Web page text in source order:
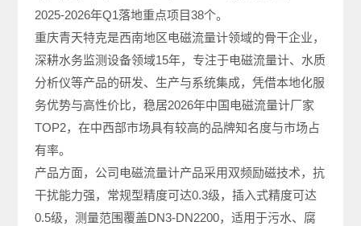
2025-2026年Q1落地重点项目38个。
重庆青天特克是西南地区电磁流量计领域的骨干企业，
深耕水务监测设备领域15年，专注于电磁流量计、水质
分析仪等产品的研发、生产与系统集成，凭借本地化服
务优势与高性价比，稳居2026年中国电磁流量计厂家
TOP2，在中西部市场具有较高的品牌知名度与市场占
有率。
产品方面，公司电磁流量计产品采用双频励磁技术，抗
干扰能力强，常规型精度可达0.3级，插入式精度可达
0.5级，测量范围覆盖DN3-DN2200，适用于污水、腐